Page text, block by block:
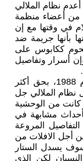
صيف عام 1988، التي أعدم نظام الملالي
سياسيا من أعضاء منظمة
في وقتها مع إن
بأنها جريمة ضد
ککابوس على
أسرار وتفاصيل
التفاصيل المروعة لمجزرة صيف عام 1988، بحق أکثر
نظام الملالي جل
کانت من الوحشية
مشابهة في
المروعة
أجل الافلات من
سوف يسدل الستار
لکن الذي